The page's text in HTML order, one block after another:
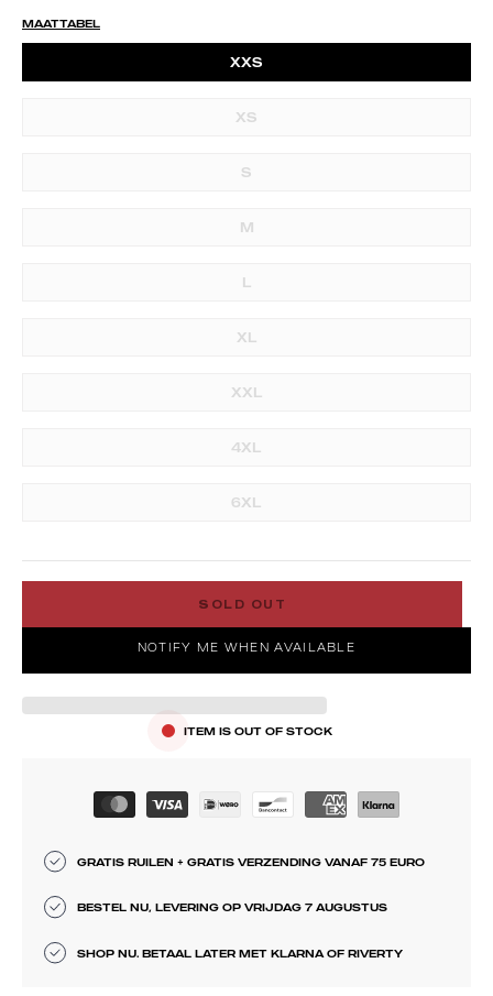
MAATTABEL
XXS
XS
S
M
L
XL
XXL
4XL
6XL
SOLD OUT
NOTIFY ME WHEN AVAILABLE
ITEM IS OUT OF STOCK
GRATIS RUILEN + GRATIS VERZENDING VANAF 75 EURO
BESTEL NU, LEVERING OP VRIJDAG 7 AUGUSTUS
SHOP NU. BETAAL LATER MET KLARNA OF RIVERTY